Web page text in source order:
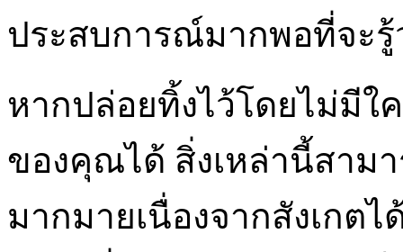
ประสบการณ์มากพอที่จะรู้
หากปล่อยทิ้งไว้โดยไม่มีใ
ของคุณได้ สิ่งเหล่านี้สาม
มากมายเนื่องจากสังเกต